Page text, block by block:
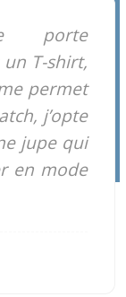
porte
T-shirt,
permet
j’opte
jupe qui
en mode